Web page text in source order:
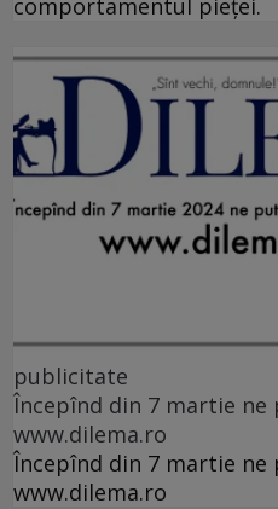
publicitate
Începînd din 7 martie
www.dilema.ro
Începînd din 7 martie ne
www.dilema.ro